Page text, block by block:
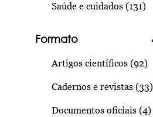
Saúde e cuidados (131)
Formato
Artigos científicos (92)
Cadernos e revistas (33)
Documentos oficiais (4)